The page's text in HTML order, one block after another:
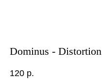
Dominus - Distortion
120 р.